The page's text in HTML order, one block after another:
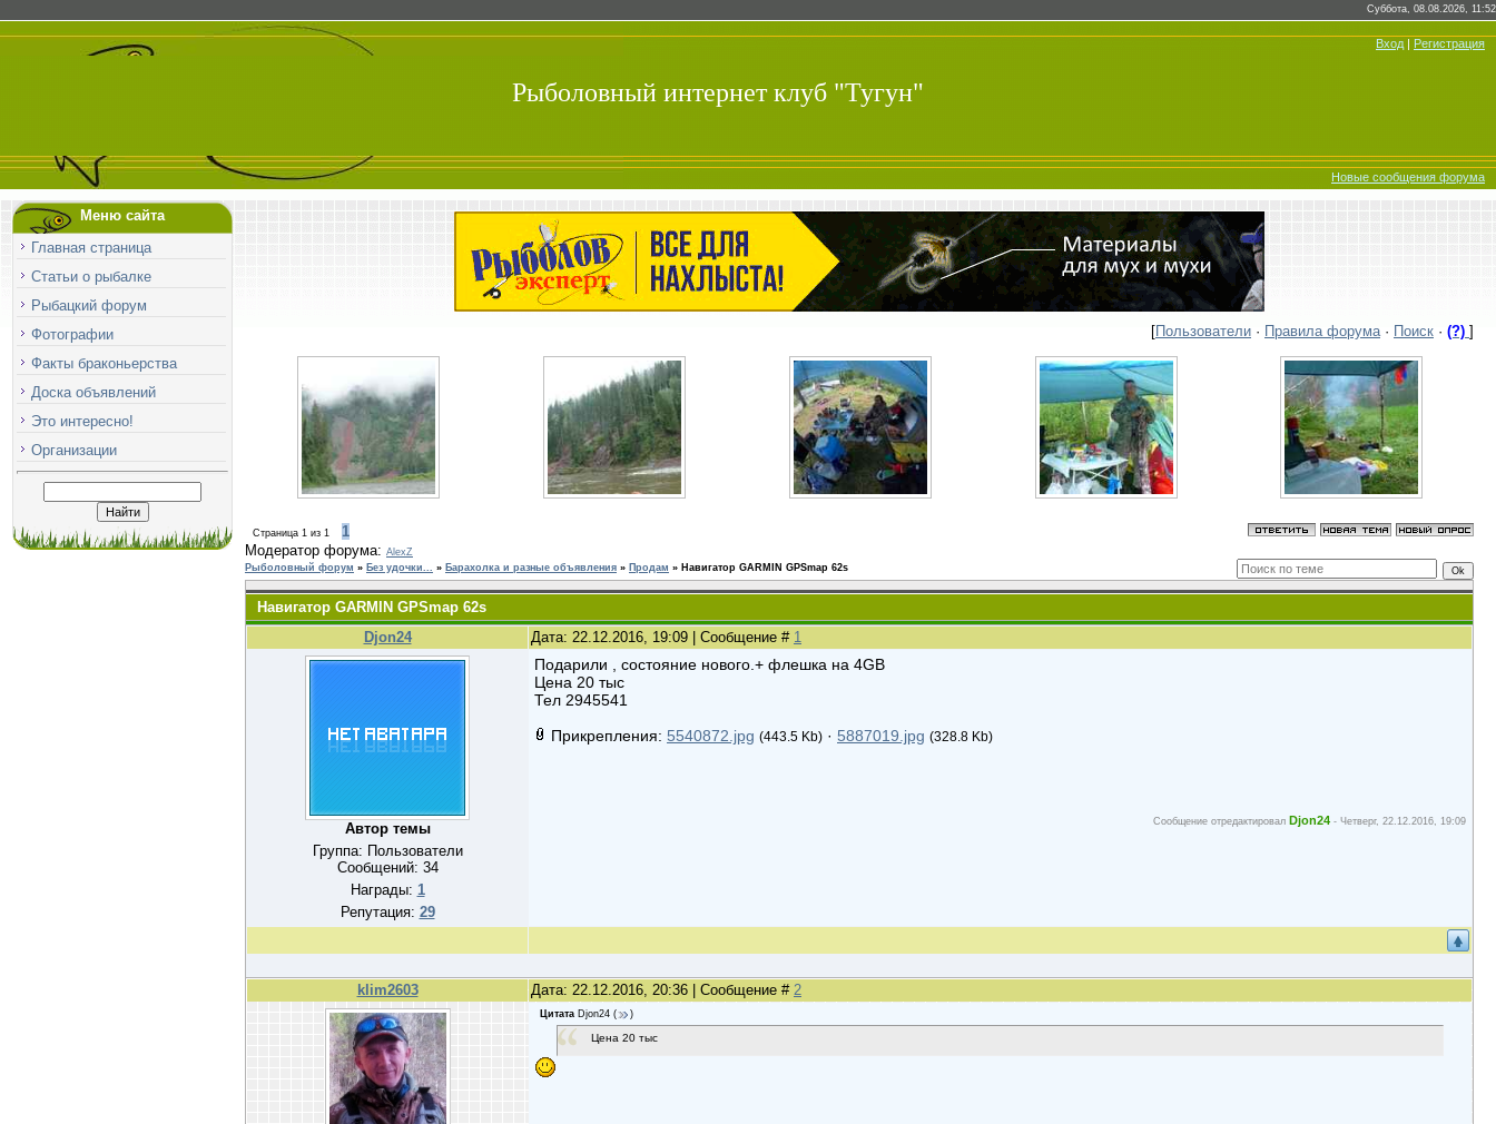
Суббота, 08.08.2026, 11:52
Вход | Регистрация
Рыболовный интернет клуб "Тугун"
Новые сообщения форума
Меню сайта
Главная страница
Статьи о рыбалке
Рыбацкий форум
Фотографии
Факты браконьерства
Доска объявлений
Это интересно!
Организации
[Пользователи · Правила форума· Поиск · (?) ]
Страница 1 из 1
1
Модератор форума: AlexZ
Рыболовный форум » Без удочки... » Барахолка и разные объявления » Продам » Навигатор GARMIN GPSmap 62s
Навигатор GARMIN GPSmap 62s
Djon24
Дата: 22.12.2016, 19:09 | Сообщение # 1
Автор темы
Группа: Пользователи
Сообщений: 34
Награды: 1
Репутация: 29
Подарили , состояние нового.+ флешка на 4GB
Цена 20 тыс
Тел 2945541
Прикрепления: 5540872.jpg (443.5 Kb) · 5887019.jpg (328.8 Kb)
Сообщение отредактировал Djon24 - Четверг, 22.12.2016, 19:09
klim2603 Дата: 22.12.2016, 20:36 | Сообщение # 2
Цитата Djon24 ( )
Цена 20 тыс